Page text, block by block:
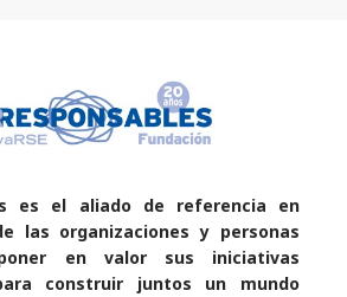
es el aliado de referencia en
las organizaciones y personas
en valor sus iniciativas
construir juntos un mundo